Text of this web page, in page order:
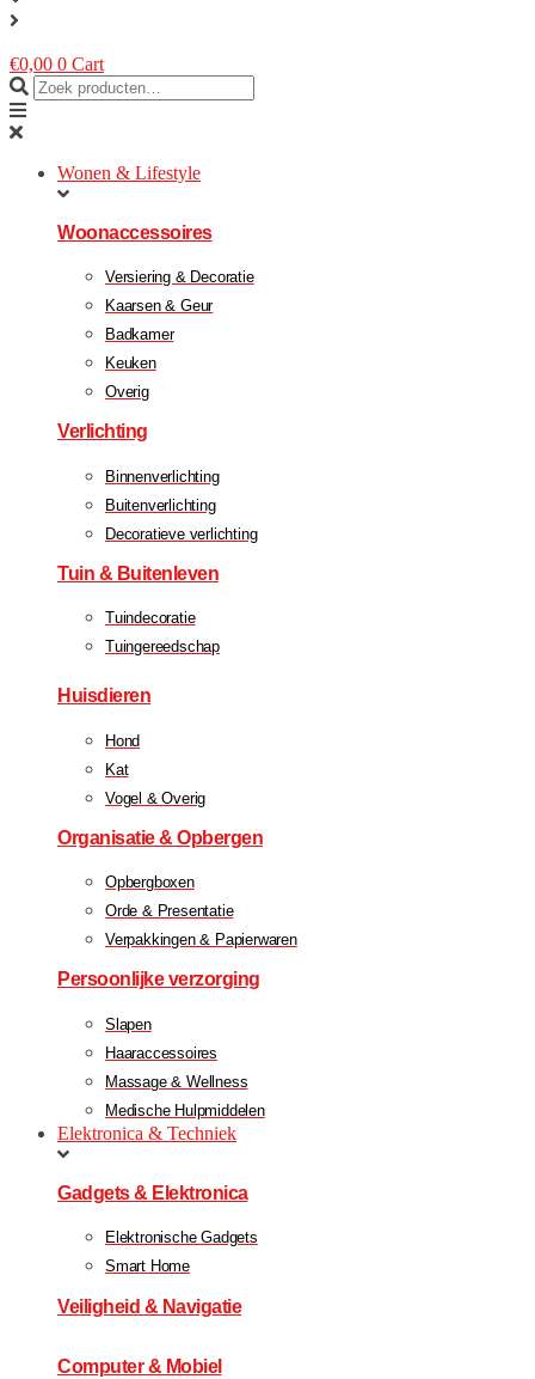
€0,00 0 Cart
Wonen & Lifestyle
Woonaccessoires
Versiering & Decoratie
Kaarsen & Geur
Badkamer
Keuken
Overig
Verlichting
Binnenverlichting
Buitenverlichting
Decoratieve verlichting
Tuin & Buitenleven
Tuindecoratie
Tuingereedschap
Huisdieren
Hond
Kat
Vogel & Overig
Organisatie & Opbergen
Opbergboxen
Orde & Presentatie
Verpakkingen & Papierwaren
Persoonlijke verzorging
Slapen
Haaraccessoires
Massage & Wellness
Medische Hulpmiddelen
Elektronica & Techniek
Gadgets & Elektronica
Elektronische Gadgets
Smart Home
Veiligheid & Navigatie
Computer & Mobiel